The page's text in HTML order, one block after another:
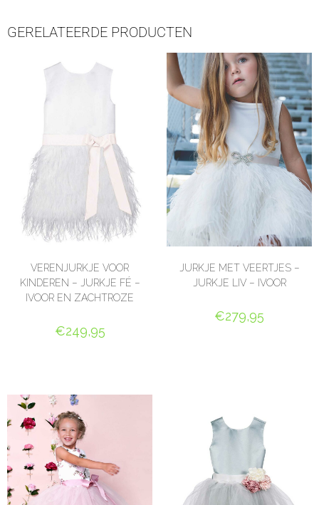
GERELATEERDE PRODUCTEN
VERENJURKJE VOOR
KINDEREN – JURKJE FÉ –
IVOOR EN ZACHTROZE
€249,95
JURKJE MET VEERTJES –
JURKJE LIV – IVOOR
€279,95